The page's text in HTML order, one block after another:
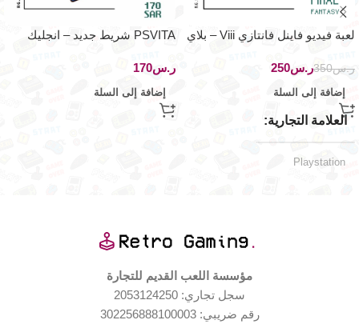
لعبة فيديو فاينل فانتازي Viii – بلاي
ر.س350ر.س250
إضافة إلى السلة
العلامة التجارية
Playstation
PSVITA شريط جديد – انجليك
ر.س
إضافة إلى السلة
مؤسسة اللعب القديم للتجارة
سجل تجاري: 2053124250
رقم ضريبي: 302256888100003